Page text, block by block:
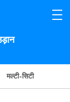
मल्टी-सिटी